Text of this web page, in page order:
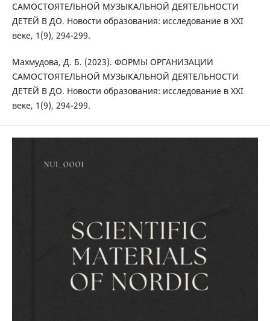
САМОСТОЯТЕЛЬНОЙ МУЗЫКАЛЬНОЙ ДЕЯТЕЛЬНОСТИ
ДЕТЕЙ В ДО. Новости образования: исследование в XXI
веке, 1(9), 294-299.
Махмудова, Д. Б. (2023). ФОРМЫ ОРГАНИЗАЦИИ
САМОСТОЯТЕЛЬНОЙ МУЗЫКАЛЬНОЙ ДЕЯТЕЛЬНОСТИ
ДЕТЕЙ В ДО. Новости образования: исследование в XXI
веке, 1(9), 294-299.